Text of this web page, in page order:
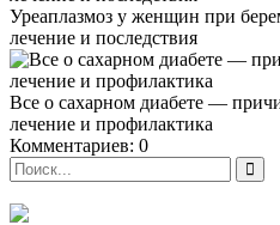
Уреаплазмоз у женщин при
лечение и последствия
Все о сахарном диабете —
лечение и профилактика
Комментариев: 0